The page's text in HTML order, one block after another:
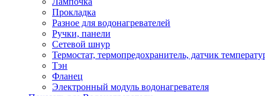
Прокладка
Разное для водонагревателей
Ручки, панели
Сетевой шнур
Термостат, термопредохранитель, датчик
Тэн
Фланец
Электронный модуль водонагревателя